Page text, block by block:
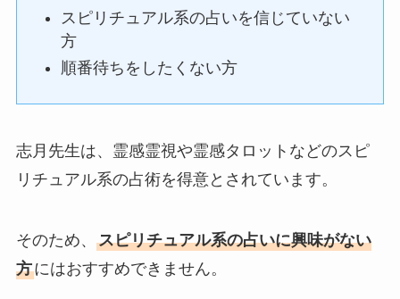
スピリチュアル系の占いを信じていない
方
順番待ちをしたくない方
志月先生は、霊感霊視や霊感タロットなどのスピ
リチュアル系の占術を得意とされています。
そのため、 スピリチュアル系の占いに興味がない
方にはおすすめできません。